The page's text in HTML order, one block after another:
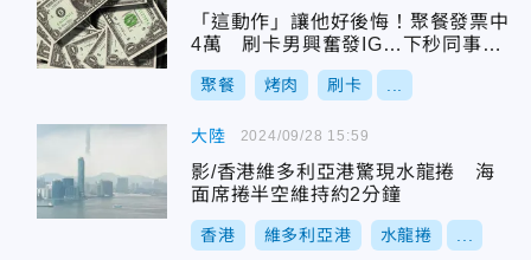
「這動作」讓他好後悔！聚餐發票中
4萬 刷卡男興奮發IG…下秒同事要
求分錢
聚餐 烤肉 刷卡
大陸
影/香港維多利亞港驚現水龍捲 海
面席捲半空維持約2分鐘
香港 維多利亞港 水龍捲
2024/09/28 15:59